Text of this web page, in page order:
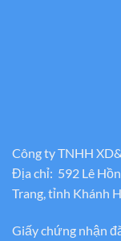
Công ty TNHH
Địa chỉ: 592 Lê
Trang, tỉnh Khánh
Giấy chứng nhận